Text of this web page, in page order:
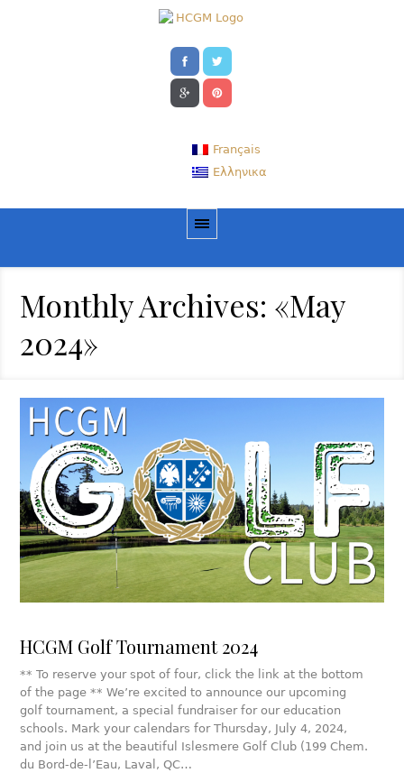
Français
Ελληνικα
Monthly Archives: «May
2024»
HCGM Golf Tournament 2024
** To reserve your spot of four, click the link at the bottom
of the page ** We’re excited to announce our upcoming
golf tournament, a special fundraiser for our education
schools. Mark your calendars for Thursday, July 4, 2024,
and join us at the beautiful Islesmere Golf Club (199 Chem.
du Bord-de-l’Eau, Laval, QC…